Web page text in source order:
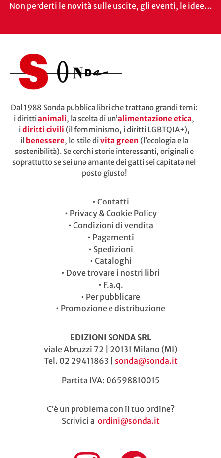
Non perderti le novità sulle uscite, gli eventi, le idee…
Dal 1988 Sonda pubblica libri che trattano grandi temi:
i dirittianimali, la scelta di un’alimentazione etica,
idiritti civili (il femminismo, i diritti LGBTQIA+),
il benessere, lo stile divita green (l’ecologia e la
sostenibilità). Se cerchi storie interessanti, originali e
soprattutto se sei unə amante dei gatti sei capitatə nel
posto giusto!
• Contatti
• Privacy & Cookie Policy
• Condizioni di vendita
• Pagamenti
• Spedizioni
• Cataloghi
• Dove trovare i nostri libri
• F.a.q.
• Per pubblicare
• Promozione e distribuzione
EDIZIONI SONDA SRL
viale Abruzzi 72 | 20131 Milano (MI)
Tel. 02 29411863 | sonda@sonda.it
Partita IVA: 06598810015
C’è un problema con il tuo ordine?
Scrivici a ordini@sonda.it